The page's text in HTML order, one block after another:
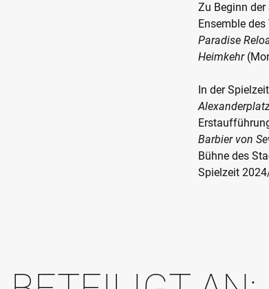
Zu Beginn
Ensemble
Paradise
Heimkehr
In der
Barbier von
Bühne des
Spielzeit